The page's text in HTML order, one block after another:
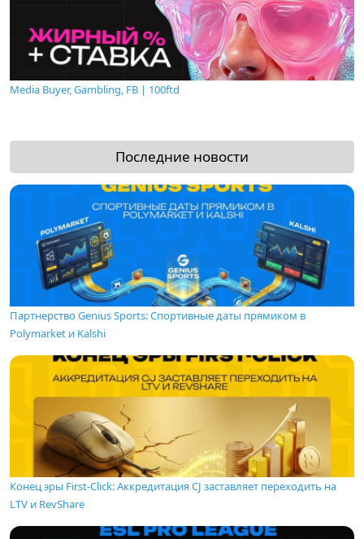
Media Buyer, Gambling, FB | 100ftd
Последние новости
Партнерство Genius Sports: Спортивные даты прямиком в
Polymarket и Kalshi
Конец эры First-Click: Аккредитация CJ заставляет переходить на
LTV и RevShare